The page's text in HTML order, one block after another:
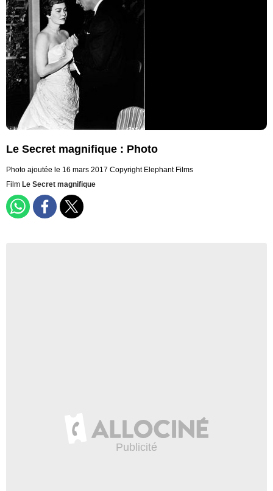
Le Secret magnifique : Photo
Photo ajoutée le 16 mars 2017 Copyright Elephant Films
Film Le Secret magnifique